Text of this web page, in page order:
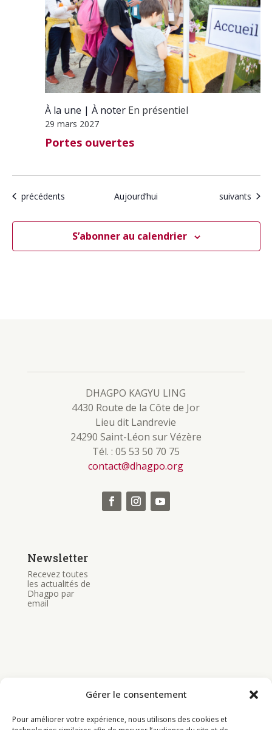
Gérer le consentement
Pour améliorer votre expérience, nous utilisons des cookies et
À la une À noter En présentiel
29 mars 2027
Portes ouvertes
Calendrier
précédents Aujourd’hui Calendrier
suivants
S’abonner au calendrier
DHAGPO KAGYU LING
4430 Route de la Côte de Jor
Lieu dit Landrevie
24290 Saint-Léon sur Vézère
Tél. : 05 53 50 70 75
contact@dhagpo.org
Newsletter
Recevez toutes
les actualités de
Dhagpo par
email
Bouddhisme